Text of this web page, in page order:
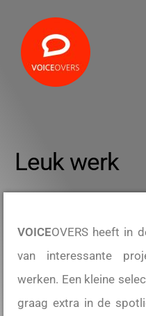
Leuk werk
VOICEOVERS heeft in
van interessante
werken. Een kleine
graag extra in de